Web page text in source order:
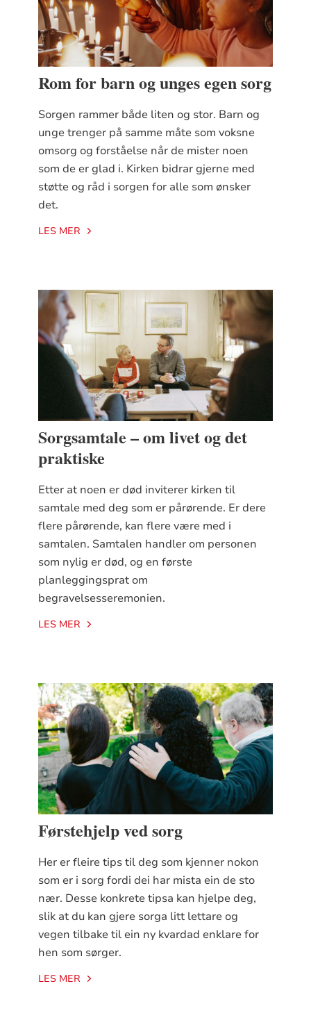
Rom for barn og unges egen sorg
Sorgen rammer både liten og stor. Barn og
unge trenger på samme måte som voksne
omsorg og forståelse når de mister noen
som de er glad i. Kirken bidrar gjerne med
støtte og råd i sorgen for alle som ønsker
det.
LES MER
Sorgsamtale – om livet og det
praktiske
Etter at noen er død inviterer kirken til
samtale med deg som er pårørende. Er dere
flere pårørende, kan flere være med i
samtalen. Samtalen handler om personen
som nylig er død, og en første
planleggingsprat om
begravelsesseremonien.
LES MER
Førstehjelp ved sorg
Her er fleire tips til deg som kjenner nokon
som er i sorg fordi dei har mista ein de sto
nær. Desse konkrete tipsa kan hjelpe deg,
slik at du kan gjere sorga litt lettare og
vegen tilbake til ein ny kvardad enklare for
hen som sørger.
LES MER